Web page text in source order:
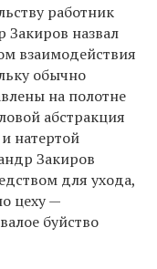
работник
назвал
взаимодействия
обычно
на полотне
абстракция
натертой
Закиров
для ухода,
цеху —
буйство